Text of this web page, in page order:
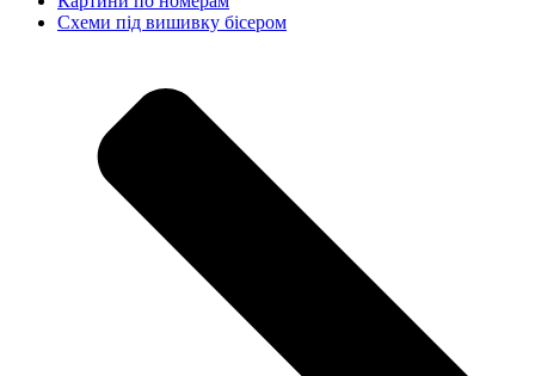
Схеми під вишивку бісером